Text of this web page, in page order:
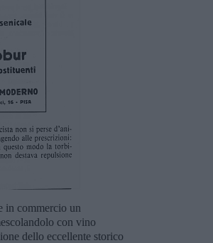
in commercio un
con vino
dello eccellente storico